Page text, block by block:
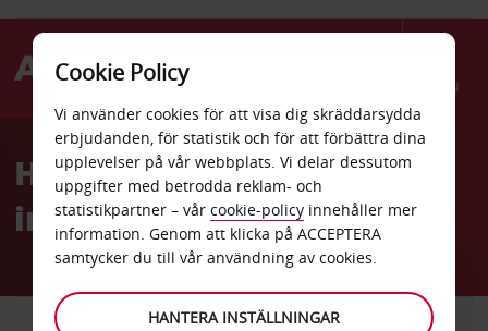
Menu
AvisHyrbil Charlottes
internationella flygplats
SKÅPBIL
Cookie Policy
Vi använder cookies för att visa dig skräddarsydda
erbjudanden, för statistik och för att förbättra dina
upplevelser på vår webbplats. Vi delar dessutom
uppgifter med betrodda reklam- och
statistikpartner – vår cookie-policy innehåller mer
information. Genom att klicka på ACCEPTERA
samtycker du till vår användning av cookies.
HANTERA INSTÄLLNINGAR